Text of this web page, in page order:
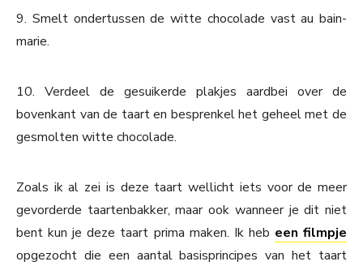
9. Smelt ondertussen de witte chocolade vast au bain-
marie.
10. Verdeel de gesuikerde plakjes aardbei over de
bovenkant van de taart en besprenkel het geheel met de
gesmolten witte chocolade.
Zoals ik al zei is deze taart wellicht iets voor de meer
gevorderde taartenbakker, maar ook wanneer je dit niet
bent kun je deze taart prima maken. Ik heb een filmpje
opgezocht die een aantal basisprincipes van het taart